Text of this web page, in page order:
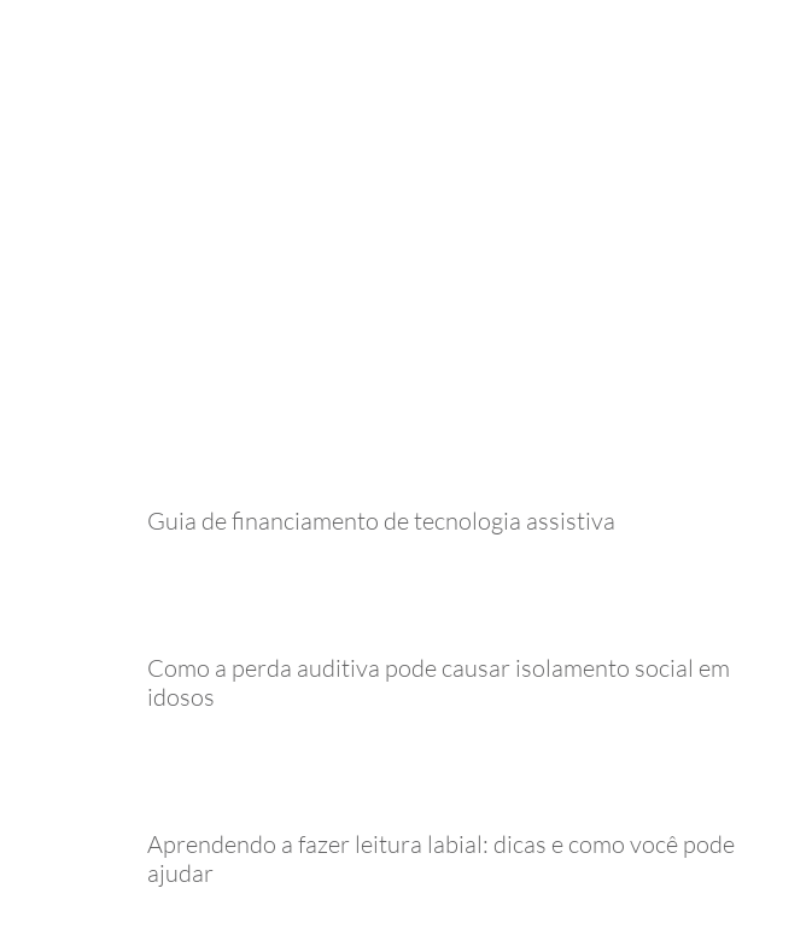
Guia de financiamento de tecnologia assistiva
Como a perda auditiva pode causar isolamento social em
idosos
Aprendendo a fazer leitura labial: dicas e como você pode
ajudar